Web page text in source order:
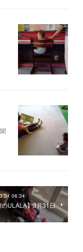
06:34
のULALA】3月31日